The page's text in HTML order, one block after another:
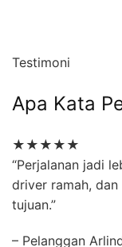
Testimoni
Apa Kata
★★★★★
“Perjalanan jadi
driver ramah,
tujuan.”
– Pelanggan